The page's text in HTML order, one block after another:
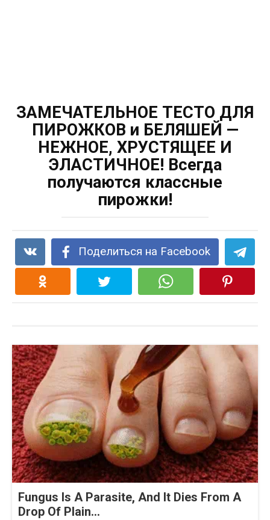
ЗАМЕЧАТЕЛЬНОЕ ТЕСТО ДЛЯ
ПИРОЖКОВ и БЕЛЯШЕЙ —
НЕЖНОЕ, ХРУСТЯЩЕЕ И
ЭЛАСТИЧНОЕ! Всегда
получаются классные
пирожки!
Поделиться на Facebook
Fungus Is A Parasite, And It Dies From A
Drop Of Plain...